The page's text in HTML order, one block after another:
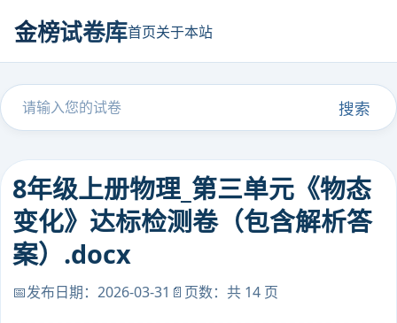
金榜试卷库首页关于本站
搜索
8年级上册物理_第三单元《物态
变化》达标检测卷（包含解析答
案）.docx
📅发布日期：2026-03-31 📄页数：共 14 页